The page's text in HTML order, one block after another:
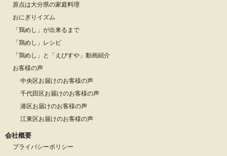
原点は大分県の家庭料理
おにぎりイズム
「鶏めし」が出来るまで
「鶏めし」レシピ
「鶏めし」と「えびすや」動画紹介
お客様の声
中央区お届けのお客様の声
千代田区お届けのお客様の声
港区お届けのお客様の声
江東区お届けのお客様の声
会社概要
プライバシーポリシー